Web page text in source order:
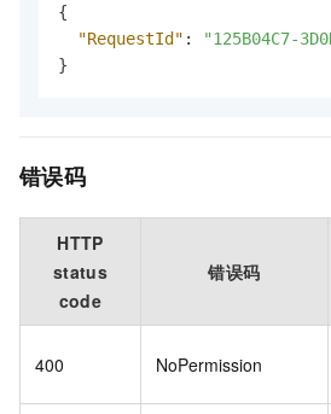
{
"RequestId" :
"125B04C7-
}
错误码
HTTP
status
code
错误码
400 NoPermission